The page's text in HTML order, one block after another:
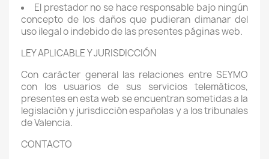
El prestador no se hace responsable bajo ningún
concepto de los daños que pudieran dimanar del
uso ilegal o indebido de las presentes páginas web.
LEY APLICABLE Y JURISDICCIÓN
Con carácter general las relaciones entre SEYMO
con los usuarios de sus servicios telemáticos,
presentes en esta web se encuentran sometidas a la
legislación y jurisdicción españolas y a los tribunales
de Valencia.
CONTACTO